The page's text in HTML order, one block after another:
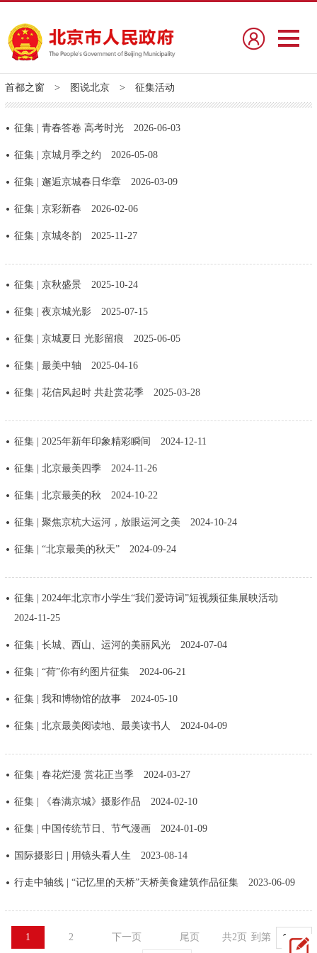
首都之窗> 图说北京> 征集活动
征集 | 青春答卷 高考时光 2026-06-03
征集 | 京城月季之约 2026-05-08
征集 | 邂逅京城春日华章 2026-03-09
征集 | 京彩新春 2026-02-06
征集 | 京城冬韵 2025-11-27
征集 | 京秋盛景 2025-10-24
征集 | 夜京城光影 2025-07-15
征集 | 京城夏日 光影留痕 2025-06-05
征集 | 最美中轴 2025-04-16
征集 | 花信风起时 共赴赏花季 2025-03-28
征集 | 2025年新年印象精彩瞬间 2024-12-11
征集 | 北京最美四季 2024-11-26
征集 | 北京最美的秋 2024-10-22
征集 | 聚焦京杭大运河，放眼运河之美 2024-10-24
征集 | “北京最美的秋天” 2024-09-24
征集 | 2024年北京市小学生“我们爱诗词”短视频征集展映活动
2024-11-25
征集 | 长城、西山、运河的美丽风光 2024-07-04
征集 | “荷”你有约图片征集 2024-06-21
征集 | 我和博物馆的故事 2024-05-10
征集 | 北京最美阅读地、最美读书人 2024-04-09
征集 | 春花烂漫 赏花正当季 2024-03-27
征集 | 《春满京城》摄影作品 2024-02-10
征集 | 中国传统节日、节气漫画 2024-01-09
国际摄影日 | 用镜头看人生 2023-08-14
行走中轴线 | “记忆里的天桥”天桥美食建筑作品征集 2023-06-09
1 2 下一页 尾页 共2页 到第